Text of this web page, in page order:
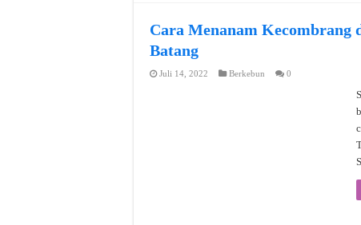
Cara Menanam Kecombrang
Batang
Juli 14, 2022 Berkebun 0